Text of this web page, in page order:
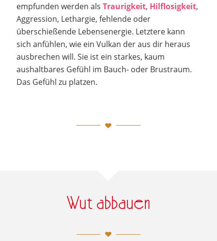
empfunden werden als Traurigkeit, Hilflosigkeit,
Aggression, Lethargie, fehlende oder
überschießende Lebensenergie. Letztere kann
sich anfühlen, wie ein Vulkan der aus dir heraus
ausbrechen will. Sie ist ein starkes, kaum
aushaltbares Gefühl im Bauch- oder Brustraum.
Das Gefühl zu platzen.
Wut abbauen